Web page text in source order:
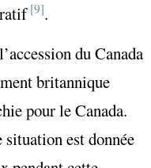
[9].
du Canada
britannique
pour le Canada.
est donnée